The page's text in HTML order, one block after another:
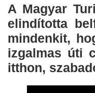
A Magyar
elindította
mindenkit,
izgalmas úti
itthon,